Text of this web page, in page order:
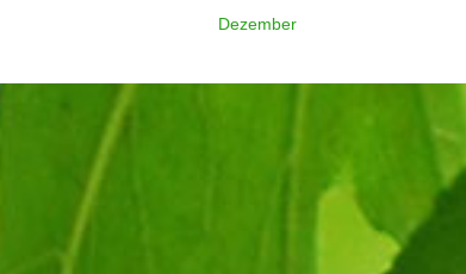
Dezember